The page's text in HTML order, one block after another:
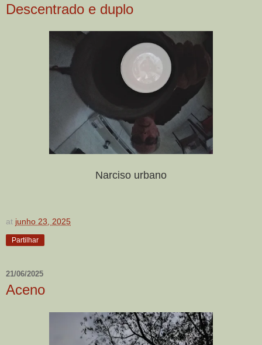
Descentrado e duplo
Narciso urbano
at junho 23, 2025
Partilhar
21/06/2025
Aceno